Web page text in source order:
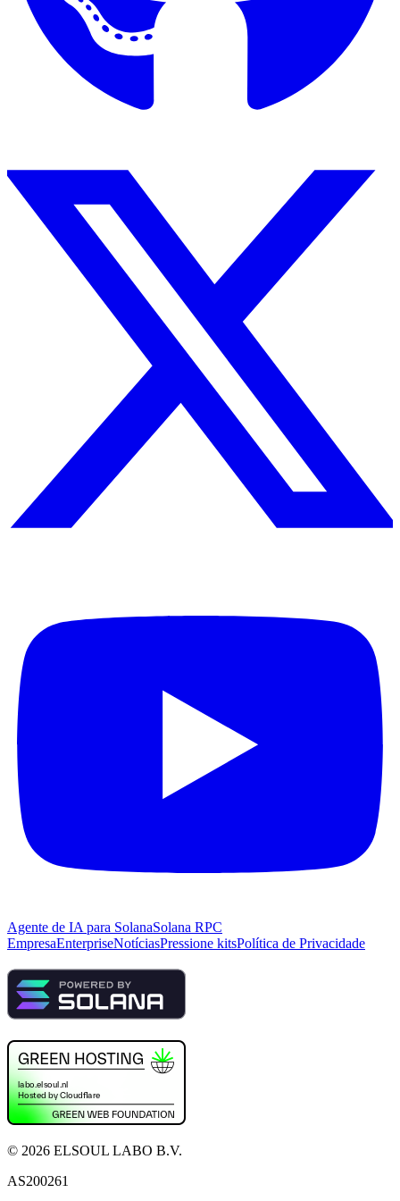
Agente de IA para SolanaSolana RPC
EmpresaEnterpriseNotíciasPressione kitsPolítica de Privacidade
© 2026 ELSOUL LABO B.V.
AS200261